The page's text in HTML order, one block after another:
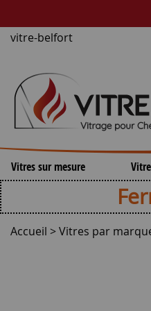
vitre-belfort
Vitres sur mesure
Fermeture
Accueil >Vitres par